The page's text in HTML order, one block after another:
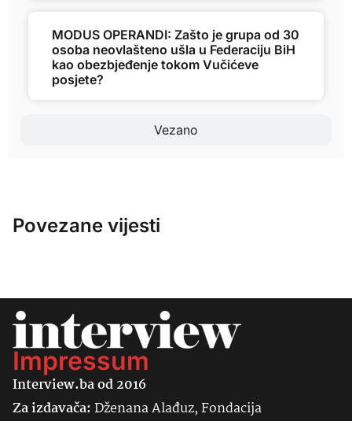
Vezano
MODUS OPERANDI: Zašto je grupa od 30
osoba neovlašteno ušla u Federaciju BiH
kao obezbjeđenje tokom Vučićeve
posjete?
Povezane vijesti
Impressum
Interview.ba od 2016
Za izdavača:Dženana Alađuz, Fondacija